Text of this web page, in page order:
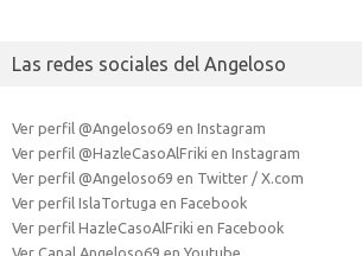
Las redes sociales del Angeloso
Ver perfil @Angeloso69 en Instagram
Ver perfil @HazleCasoAlFriki en Instagram
Ver perfil @Angeloso69 en Twitter / X.com
Ver perfil IslaTortuga en Facebook
Ver perfil HazleCasoAlFriki en Facebook
Ver Canal Angeloso69 en Youtube